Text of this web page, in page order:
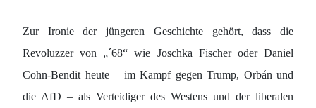
Zur Ironie der jüngeren Geschichte gehört, dass die
Revoluzzer von „´68“ wie Joschka Fischer oder Daniel
Cohn-Bendit heute – im Kampf gegen Trump, Orbán und
die AfD – als Verteidiger des Westens und der liberalen